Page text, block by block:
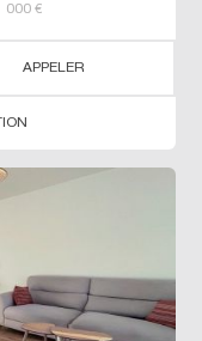
000 €
APPELER